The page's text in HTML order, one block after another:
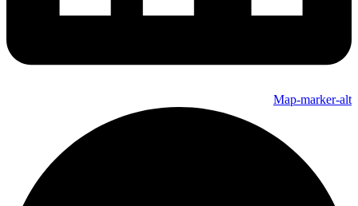
Map-marker-alt